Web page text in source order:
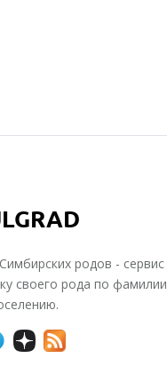
родов - сервис
своего рода по фамилии